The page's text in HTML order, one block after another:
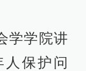
学学院讲
保护问